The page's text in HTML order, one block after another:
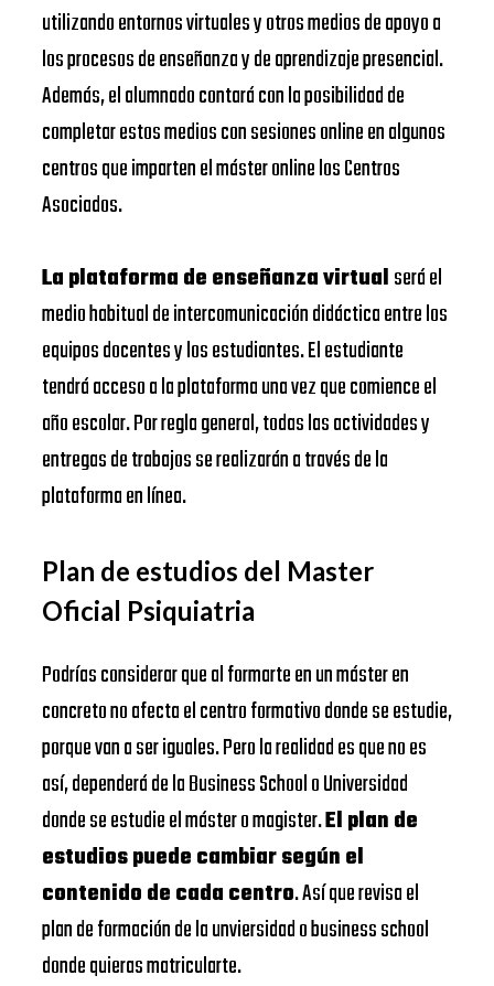
utilizando entornos virtuales y otros medios de apoyo a
los procesos de enseñanza y de aprendizaje presencial.
Además, el alumnado contará con la posibilidad de
completar estos medios con sesiones online en algunos
centros que imparten el máster online los Centros
Asociados.
La plataforma de enseñanza virtualserá el
medio habitual de intercomunicación didáctica entre los
equipos docentes y los estudiantes. El estudiante
tendrá acceso a la plataforma una vez que comience el
año escolar. Por regla general, todas las actividades y
entregas de trabajos se realizarán a través de la
plataforma en línea.
Plan de estudios del Master
Oficial Psiquiatria
Podrías considerar que al formarte en un máster en
concreto no afecta el centro formativo donde se estudie,
porque van a ser iguales. Pero la realidad es que no es
así, dependerá de la Business School o Universidad
donde se estudie el máster o magister.El plan de
estudios puede cambiar según el
contenido de cada centro. Así que revisa el
plan de formación de la unviersidad o business school
donde quieras matricularte.